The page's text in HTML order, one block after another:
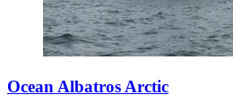
Ocean Albatros Arctic